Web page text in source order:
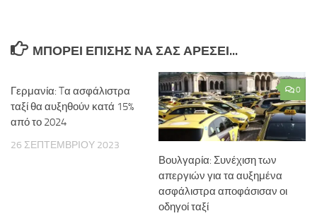
ΜΠΟΡΕΊ ΕΠΊΣΗΣ ΝΑ ΣΑΣ ΑΡΈΣΕΙ...
Γερμανία: Tα ασφάλιστρα
ταξί θα αυξηθούν κατά 15%
από το 2024
26 ΣΕΠΤΕΜΒΡΊΟΥ 2023
0
Βουλγαρία: Συνέχιση των
απεργιών για τα αυξημένα
ασφάλιστρα αποφάσισαν οι
οδηγοί ταξί